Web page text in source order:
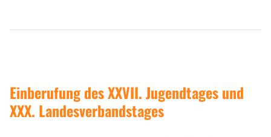
Einberufung des XXVII. Jugendtages und
XXX. Landesverbandstages